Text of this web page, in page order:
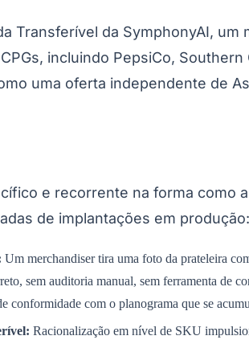
Pirapora do Bom JesusAraçariguamaCajamar
Transferível da SymphonyAI,
incluindo PepsiCo,
uma oferta independente de
e recorrente na forma
de implantações em produção:
Um merchandiser tira uma foto da prateleira
sem auditoria manual, sem ferramenta de
com o planograma que se
Racionalização em nível de SKU